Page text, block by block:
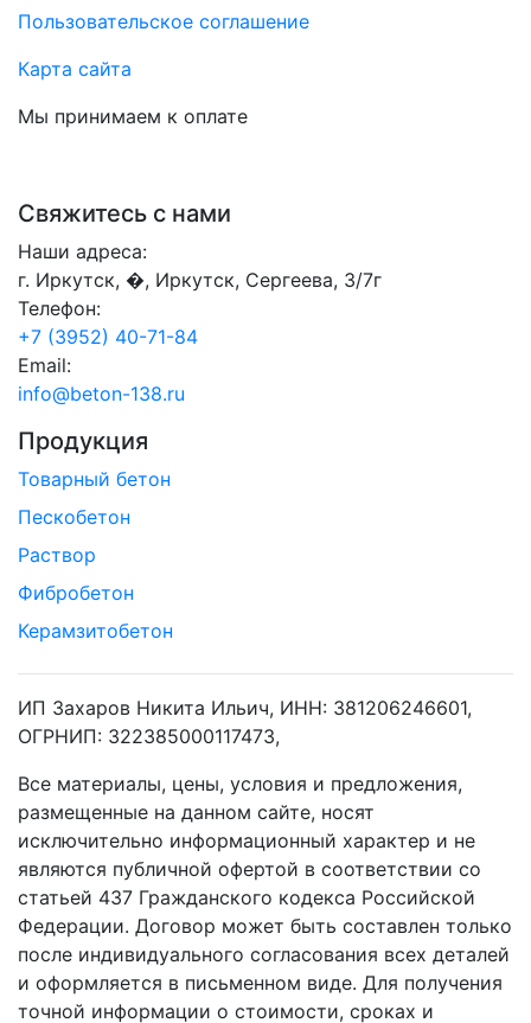
Пользовательское соглашение
Карта сайта
Мы принимаем к оплате
Свяжитесь с нами
Наши адреса:
г. Иркутск, �, Иркутск, Сергеева, 3/7г
Телефон:
+7 (3952) 40-71-84
Email:
info@beton-138.ru
Продукция
Товарный бетон
Пескобетон
Раствор
Фибробетон
Керамзитобетон
ИП Захаров Никита Ильич, ИНН: 381206246601,
ОГРНИП: 322385000117473,
Все материалы, цены, условия и предложения,
размещенные на данном сайте, носят
исключительно информационный характер и не
являются публичной офертой в соответствии со
статьей 437 Гражданского кодекса Российской
Федерации. Договор может быть составлен только
после индивидуального согласования всех деталей
и оформляется в письменном виде. Для получения
точной информации о стоимости, сроках и